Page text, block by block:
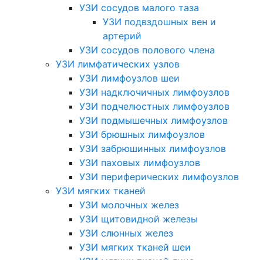
УЗИ сосудов малого таза
УЗИ подвздошных вен и
артерий
УЗИ сосудов полового члена
УЗИ лимфатических узлов
УЗИ лимфоузлов шеи
УЗИ надключичных лимфоузлов
УЗИ подчелюстных лимфоузлов
УЗИ подмышечных лимфоузлов
УЗИ брюшных лимфоузлов
УЗИ забрюшинных лимфоузлов
УЗИ паховых лимфоузлов
УЗИ периферических лимфоузлов
УЗИ мягких тканей
УЗИ молочных желез
УЗИ щитовидной железы
УЗИ слюнных желез
УЗИ мягких тканей шеи